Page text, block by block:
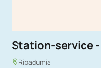
Station-service
Ribadumia